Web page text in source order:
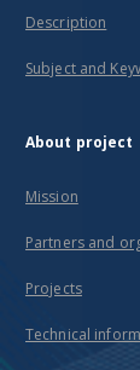
Description
Subject and
About project
Mission
Partners and
Projects
Technical